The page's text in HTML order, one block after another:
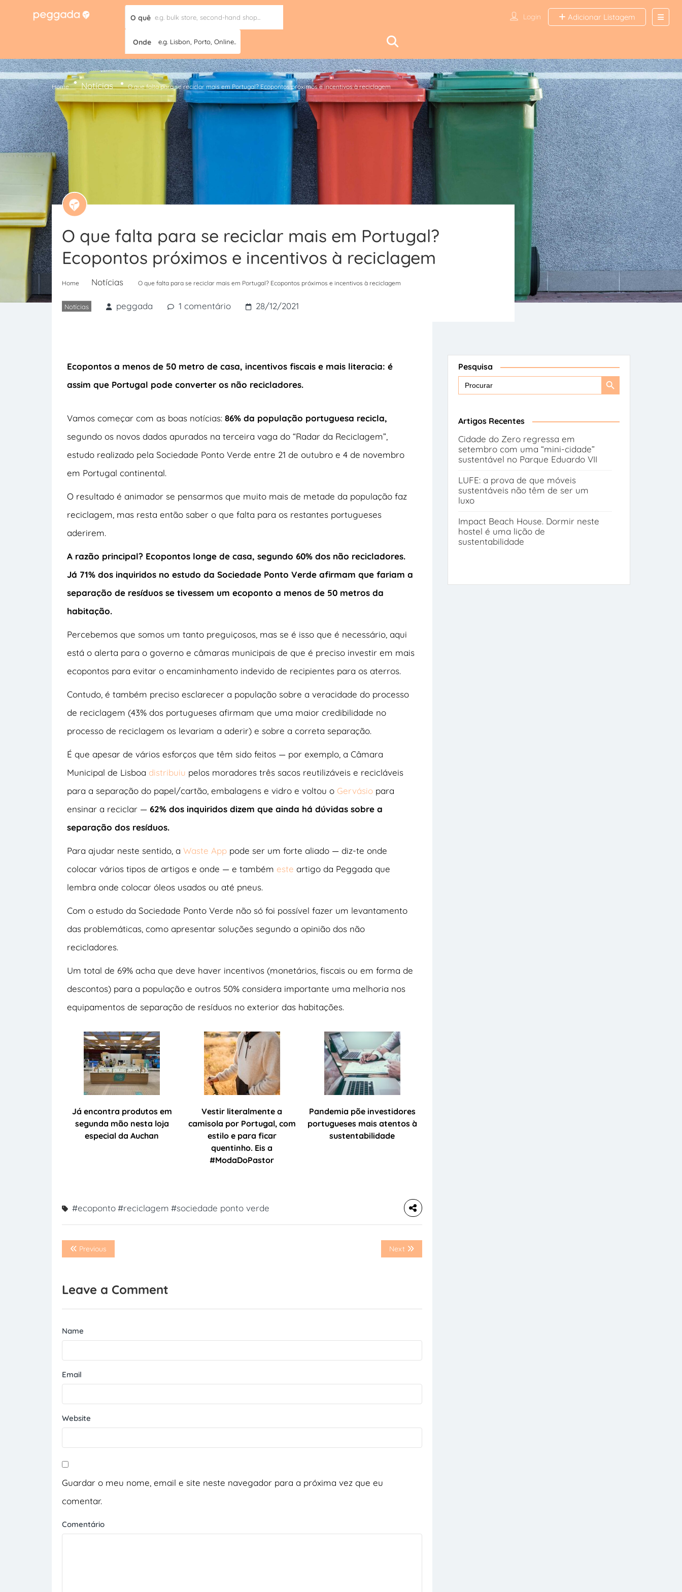
O quê
Onde e.g. Lisbon, Porto, Online..
Login Adicionar Listagem
Home Notícias O que falta para se reciclar mais em Portugal? Ecopontos próximos e incentivos à reciclagem
O que falta para se reciclar mais em Portugal?
Ecopontos próximos e incentivos à reciclagem
Home Notícias O que falta para se reciclar mais em Portugal? Ecopontos próximos e incentivos à reciclagem
Notícias peggada 1 comentário 28/12/2021
Ecopontos a menos de 50 metro de casa, incentivos fiscais e mais literacia: é
assim que Portugal pode converter os não recicladores.
Vamos começar com as boas notícias: 86% da população portuguesa recicla,
segundo os novos dados apurados na terceira vaga do “Radar da Reciclagem”,
estudo realizado pela Sociedade Ponto Verde entre 21 de outubro e 4 de novembro
em Portugal continental.
O resultado é animador se pensarmos que muito mais de metade da população faz
reciclagem, mas resta então saber o que falta para os restantes portugueses
aderirem.
A razão principal? Ecopontos longe de casa, segundo 60% dos não recicladores.
Já 71% dos inquiridos no estudo da Sociedade Ponto Verde afirmam que fariam a
separação de resíduos se tivessem um ecoponto a menos de 50 metros da
habitação.
Percebemos que somos um tanto preguiçosos, mas se é isso que é necessário, aqui
está o alerta para o governo e câmaras municipais de que é preciso investir em mais
ecopontos para evitar o encaminhamento indevido de recipientes para os aterros.
Contudo, é também preciso esclarecer a população sobre a veracidade do processo
de reciclagem (43% dos portugueses afirmam que uma maior credibilidade no
processo de reciclagem os levariam a aderir) e sobre a correta separação.
É que apesar de vários esforços que têm sido feitos — por exemplo, a Câmara
Municipal de Lisboa distribuiu pelos moradores três sacos reutilizáveis e recicláveis
para a separação do papel/cartão, embalagens e vidro e voltou o Gervásio para
ensinar a reciclar — 62% dos inquiridos dizem que ainda há dúvidas sobre a
separação dos resíduos.
Para ajudar neste sentido, a Waste App pode ser um forte aliado — diz-te onde
colocar vários tipos de artigos e onde — e também este artigo da Peggada que
lembra onde colocar óleos usados ou até pneus.
Com o estudo da Sociedade Ponto Verde não só foi possível fazer um levantamento
das problemáticas, como apresentar soluções segundo a opinião dos não
recicladores.
Um total de 69% acha que deve haver incentivos (monetários, fiscais ou em forma de
descontos) para a população e outros 50% considera importante uma melhoria nos
equipamentos de separação de resíduos no exterior das habitações.
Já encontra produtos em
segunda mão nesta loja
especial da Auchan
Vestir literalmente a
camisola por Portugal, com
estilo e para ficar
quentinho. Eis a
#ModaDoPastor
Pandemia põe investidores
portugueses mais atentos à
sustentabilidade
#ecoponto#reciclagem #sociedade ponto verde
Previous Next
Leave a Comment
Name
Email
Website
Guardar o meu nome, email e site neste navegador para a próxima vez que eu
comentar.
Comentário
Pesquisa
Search
Search
Artigos Recentes
Cidade do Zero regressa em
setembro com uma “mini-cidade”
sustentável no Parque Eduardo VII
LUFE: a prova de que móveis
sustentáveis não têm de ser um
luxo
Impact Beach House. Dormir neste
hostel é uma lição de
sustentabilidade